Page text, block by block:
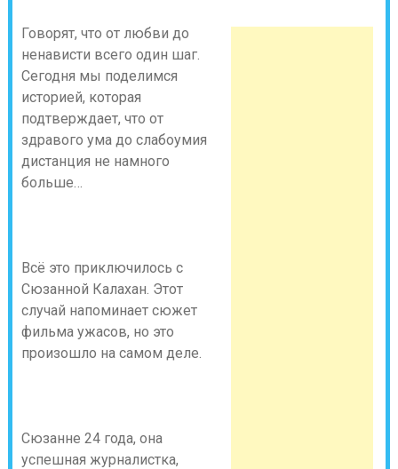
Говорят, что от любви до
ненависти всего один шаг.
Сегодня мы поделимся
историей, которая
подтверждает, что от
здравого ума до слабоумия
дистанция не намного
больше…
Всё это приключилось с
Сюзанной Калахан. Этот
случай напоминает сюжет
фильма ужасов, но это
произошло на самом деле.
Сюзанне 24 года, она
успешная журналистка,